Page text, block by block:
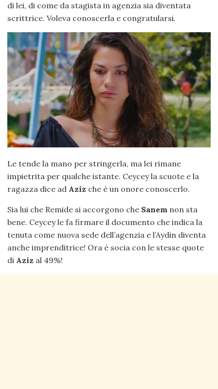
di lei, di come da stagista in agenzia sia diventata
scrittrice. Voleva conoscerla e congratularsi.
Le tende la mano per stringerla, ma lei rimane
impietrita per qualche istante. Ceycey la scuote e la
ragazza dice ad Aziz che è un onore conoscerlo.
Sia lui che Remide si accorgono che Sanem non sta
bene. Ceycey le fa firmare il documento che indica la
tenuta come nuova sede dell’agenzia e l’Aydin diventa
anche imprenditrice! Ora è socia con le stesse quote
di Aziz al 49%!